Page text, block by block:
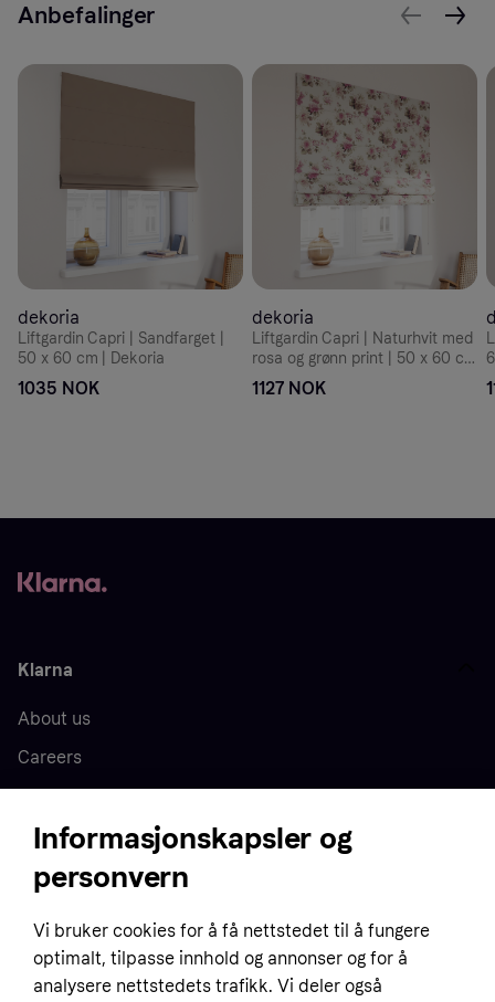
Anbefalinger
dekoria
Liftgardin Capri | Sandfarget |
50 x 60 cm | Dekoria
1035 NOK
dekoria
Liftgardin Capri | Naturhvit med
rosa og grønn print | 50 x 60 cm
| Dekoria
1127 NOK
Klarna
About us
Careers
Press
Home
Customer service
Terms & conditions
Business
Informasjonskapsler og
personvern
Vi bruker cookies for å få nettstedet til å fungere
optimalt, tilpasse innhold og annonser og for å
analysere nettstedets trafikk. Vi deler også